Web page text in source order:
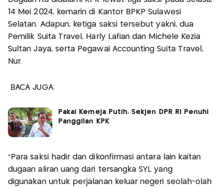
14 Mei 2024, kemarin di Kantor BPKP Sulawesi
Selatan. Adapun, ketiga saksi tersebut yakni, dua
Pemilik Suita Travel, Harly Lafian dan Michele Kezia
Sultan Jaya, serta Pegawai Accounting Suita Travel,
Nur.
BACA JUGA:
Pakai Kemeja Putih, Sekjen DPR RI Penuhi
Panggilan KPK
"Para saksi hadir dan dikonfirmasi antara lain kaitan
dugaan aliran uang dari tersangka SYL yang
digunakan untuk perjalanan keluar negeri seolah-olah